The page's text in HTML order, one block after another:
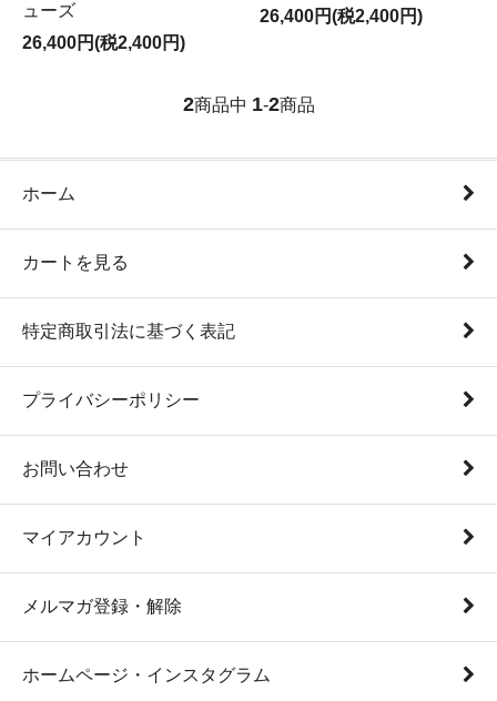
ューズ
26,400円(税2,400円)
26,400円(税2,400円)
2商品中 1-2商品
ホーム
カートを見る
特定商取引法に基づく表記
プライバシーポリシー
お問い合わせ
マイアカウント
メルマガ登録・解除
ホームページ・インスタグラム